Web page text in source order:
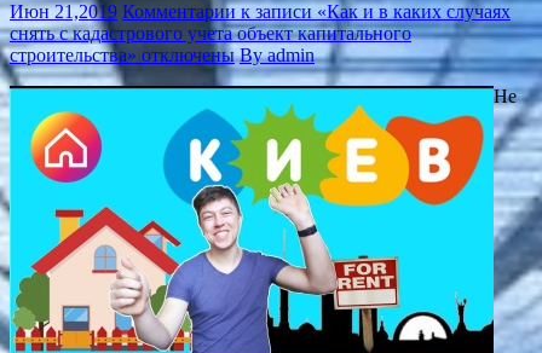
Июн 21,2019 Комментарии к записи «Как и в каких случаях
снять с кадастрового учета объект капитального
строительства» отключены By admin
Не